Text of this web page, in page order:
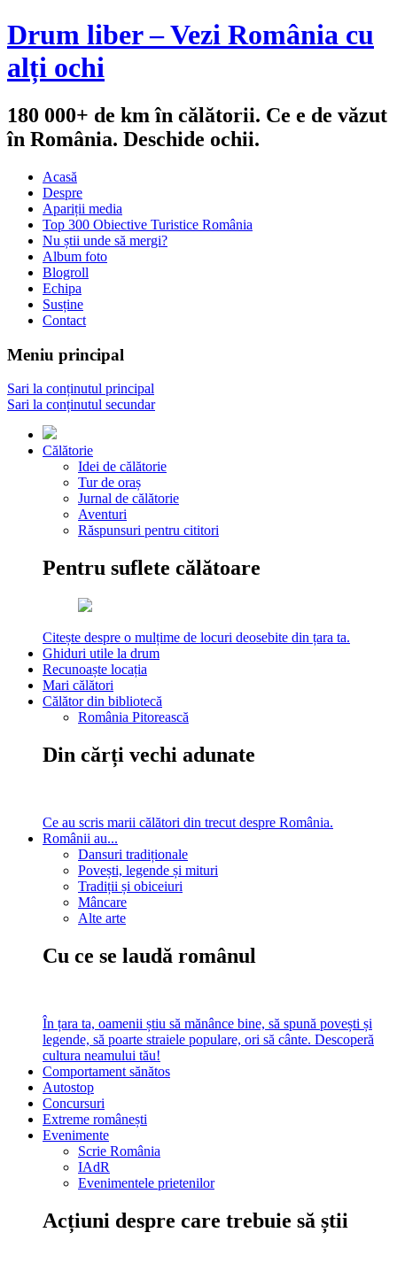
Drum liber – Vezi România cu
alți ochi
180 000+ de km în călătorii. Ce e de văzut
în România. Deschide ochii.
Acasă
Despre
Apariții media
Top 300 Obiective Turistice România
Nu știi unde să mergi?
Album foto
Blogroll
Echipa
Susține
Contact
Meniu principal
Sari la conținutul principal
Sari la conținutul secundar
Călătorie
Idei de călătorie
Tur de oraș
Jurnal de călătorie
Aventuri
Răspunsuri pentru cititori
Pentru suflete călătoare
Citește despre o mulțime de locuri deosebite din țara ta.
Ghiduri utile la drum
Recunoaște locația
Mari călători
Călător din bibliotecă
România Pitorească
Din cărți vechi adunate
Ce au scris marii călători din trecut despre România.
Românii au...
Dansuri tradiționale
Povești, legende și mituri
Tradiții și obiceiuri
Mâncare
Alte arte
Cu ce se laudă românul
În țara ta, oamenii știu să mănânce bine, să spună povești și
legende, să poarte straiele populare, ori să cânte. Descoperă
cultura neamului tău!
Comportament sănătos
Autostop
Concursuri
Extreme românești
Evenimente
Scrie România
IAdR
Evenimentele prietenilor
Acțiuni despre care trebuie să știi